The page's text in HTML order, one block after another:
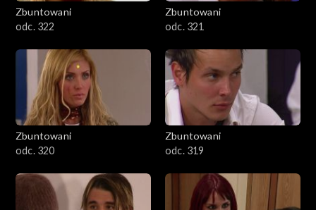
Zbuntowani
odc. 322
Zbuntowani
odc. 321
Zbuntowani
odc. 320
Zbuntowani
odc. 319